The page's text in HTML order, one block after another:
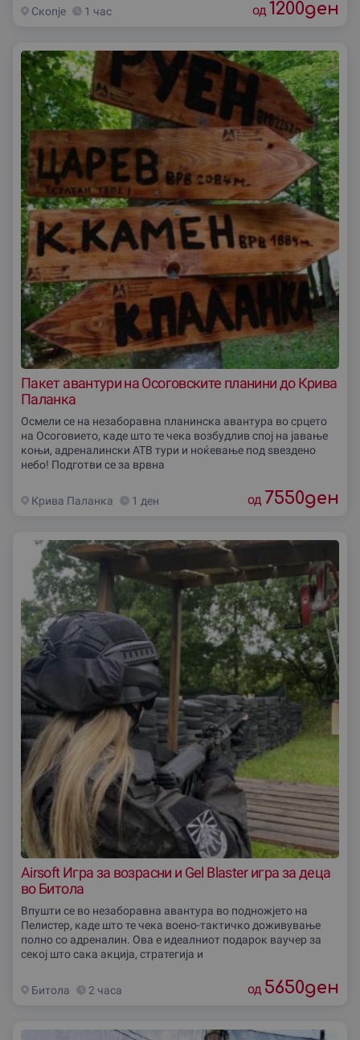
Скопjе 1 час од 1200ден
Пакет авантури на Осоговските планини до Крива
Паланка
Осмели се на незаборавна планинска авантура во срцето
на Осоговието, каде што те чека возбудлив спој на јавање
коњи, адреналински АТВ тури и ноќевање под ѕвездено
небо! Подготви се за врвна
Крива Паланка 1 ден од 7550ден
Airsoft Игра за возрасни и Gel Blaster игра за деца
во Битола
Впушти се во незаборавна авантура во подножјето на
Пелистер, каде што те чека воено-тактичко доживување
полно со адреналин. Ова е идеалниот подарок ваучер за
секој што сака акција, стратегија и
Битола 2 часа од 5650ден